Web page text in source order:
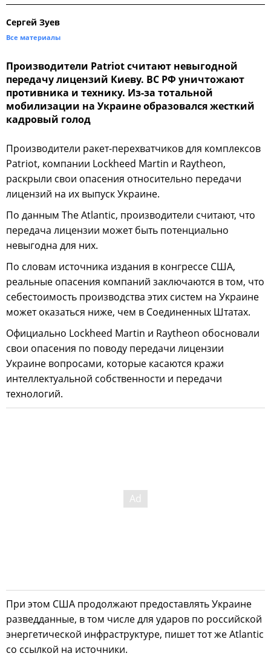
Сергей Зуев
Все материалы
Производители Patriot считают невыгодной
передачу лицензий Киеву. ВС РФ уничтожают
противника и технику. Из-за тотальной
мобилизации на Украине образовался жесткий
кадровый голод
Производители ракет-перехватчиков для комплексов
Patriot, компании Lockheed Martin и Raytheon,
раскрыли свои опасения относительно передачи
лицензий на их выпуск Украине.
По данным The Atlantic, производители считают, что
передача лицензии может быть потенциально
невыгодна для них.
По словам источника издания в конгрессе США,
реальные опасения компаний заключаются в том, что
себестоимость производства этих систем на Украине
может оказаться ниже, чем в Соединенных Штатах.
Официально Lockheed Martin и Raytheon обосновали
свои опасения по поводу передачи лицензии
Украине вопросами, которые касаются кражи
интеллектуальной собственности и передачи
технологий.
При этом США продолжают предоставлять Украине
разведданные, в том числе для ударов по российской
энергетической инфраструктуре, пишет тот же Atlantic
со ссылкой на источники.